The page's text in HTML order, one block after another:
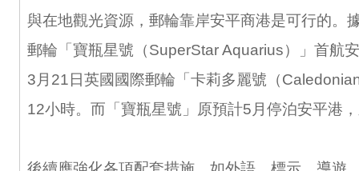
與在地觀光資源，郵輪靠岸安平商港是可行的。
郵輪「寶瓶星號（SuperStar Aquarius）」首航
3月21日英國國際郵輪「卡莉多麗號（
12小時。而「寶瓶星號」原預計5月停泊安平港